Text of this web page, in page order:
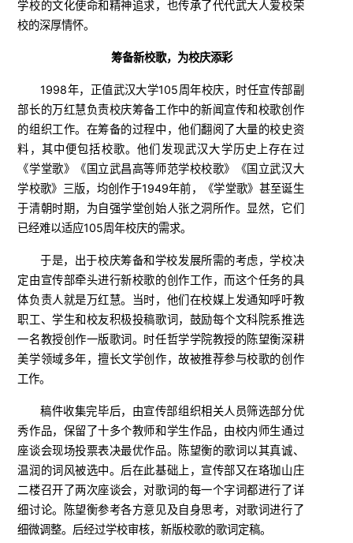
学校的文化使命和精神追求，也传承了代代武大人爱校荣
校的深厚情怀。
筹备新校歌，为校庆添彩
1998年，正值武汉大学105周年校庆，时任宣传部副
部长的万红慧负责校庆筹备工作中的新闻宣传和校歌创作
的组织工作。在筹备的过程中，他们翻阅了大量的校史资
料，其中便包括校歌。他们发现武汉大学历史上存在过
《学堂歌》《国立武昌高等师范学校校歌》《国立武汉大
学校歌》三版，均创作于1949年前，《学堂歌》甚至诞生
于清朝时期，为自强学堂创始人张之洞所作。显然，它们
已经难以适应105周年校庆的需求。
于是，出于校庆筹备和学校发展所需的考虑，学校决
定由宣传部牵头进行新校歌的创作工作，而这个任务的具
体负责人就是万红慧。当时，他们在校媒上发通知呼吁教
职工、学生和校友积极投稿歌词，鼓励每个文科院系推选
一名教授创作一版歌词。时任哲学学院教授的陈望衡深耕
美学领域多年，擅长文学创作，故被推荐参与校歌的创作
工作。
稿件收集完毕后，由宣传部组织相关人员筛选部分优
秀作品，保留了十多个教师和学生作品，由校内师生通过
座谈会现场投票表决最优作品。陈望衡的歌词以其真诚、
温润的词风被选中。后在此基础上，宣传部又在珞珈山庄
二楼召开了两次座谈会，对歌词的每一个字词都进行了详
细讨论。陈望衡参考各方意见及自身思考，对歌词进行了
细微调整。后经过学校审核，新版校歌的歌词定稿。